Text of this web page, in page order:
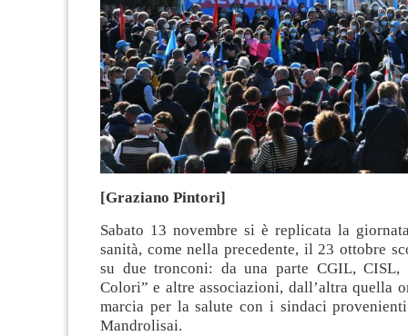
[Graziano Pintori]
Sabato 13 novembre si è replicata la
sanità, come nella precedente, il 23 ottobre
su due tronconi: da una parte CGIL,
Colori” e altre associazioni, dall’altra quella
marcia per la salute con i sindaci
Mandrolisai.